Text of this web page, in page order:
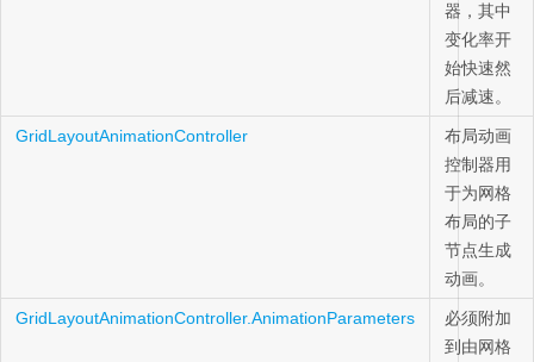
器，其中
变化率开
始快速然
后减速。
GridLayoutAnimationController
布局动画
控制器用
于为网格
布局的子
节点生成
动画。
GridLayoutAnimationController.AnimationParameters
必须附加
到由网格